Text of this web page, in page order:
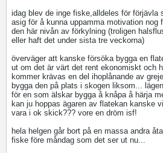
idag blev de inge fiske,alldeles för förjävla
asig för å kunna uppamma motivation nog
den här nivån av förkylning (troligen
eller haft det under sista tre veckorna)
överväger att kanske försöka bygga en
ut om det är värt det rent ekonomiskt och
kommer krävas en del ihoplånande av
bygga den på plats i skogen liksom...
för en som älskar bygga å knåpa å härja
kan ju hoppas ägaren av flatekan kanske
vara i ok skick??? vore en dröm isf!
hela helgen går bort på en massa andra
fiske före måndag som det ser ut nu...